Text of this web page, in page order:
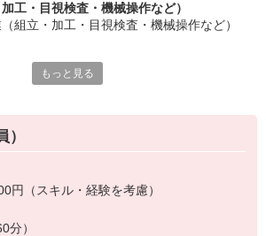
キャリアを築きたい方、ぜひご応募くださ
工・目視検査・機械操作など）
組立・加工・目視検査・機械操作など）
チェック
とんどなく覚えやすいものばかり！
ていただけると思います。
ービスに正社員採用の上で、派遣就業先事
。
もっと見る
円（スキル・経験を考慮）
分）